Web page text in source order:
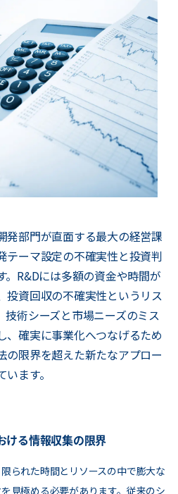
発部門が直面する最大の経営課
テーマ設定の不確実性と投資判
。R&Dには多額の資金や時間が
投資回収の不確実性というリス
技術シーズと市場ニーズのミス
、確実に事業化へつなげるため
の限界を超えた新たなアプロー
ます。
ける情報収集の限界
られた時間とリソースの中で膨大な
見極める必要があります。従来のシ